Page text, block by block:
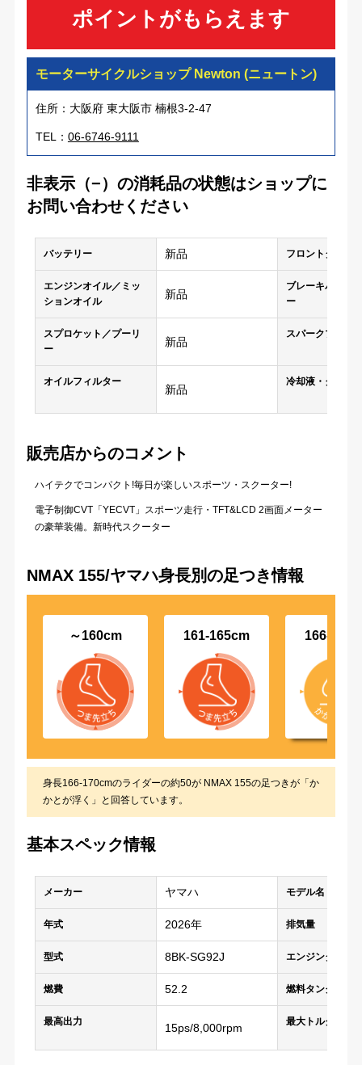
ポイントがもらえます
モーターサイクルショップ Newton (ニュートン)
住所：大阪府 東大阪市 楠根3-2-47
TEL： 06-6746-9111
非表示（−）の消耗品の状態はショップに
お問い合わせください
バッテリー 新品 フロントタイヤ
エンジンオイル／ミッ
ションオイル
新品
ブレーキパッド
ー
スプロケット／プーリ
ー
新品
スパークプラグ
オイルフィルター
新品
冷却液・クーラ
販売店からのコメント
ハイテクでコンパクト!毎日が楽しいスポーツ・スクーター!
電子制御CVT「YECVT」スポーツ走行・TFT&LCD 2画面メーター
の豪華装備。新時代スクーター
NMAX 155/ヤマハ身長別の足つき情報
～160cm 161-165cm 166-
身長166-170cmのライダーの約50が NMAX 155の足つきが「か
かとが浮く」と回答しています。
基本スペック情報
メーカー ヤマハ モデル名
年式 2026年 排気量
型式 8BK-SG92J エンジンタイプ
燃費 52.2 燃料タンク容量
最高出力 15ps/8,000rpm 最大トルク